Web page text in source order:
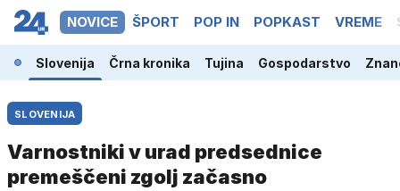
NOVICE ŠPORT POP IN POPKAST VREME
Slovenija Črna kronika Tujina Gospodarstvo
SLOVENIJA
Varnostniki v urad predsednice
premeščeni zgolj začasno